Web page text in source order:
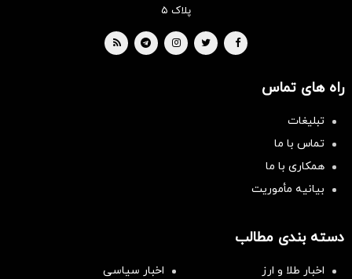
پلاک ۵
راه های تماس
تبلیغات
تماس با ما
همکاری با ما
بیانیه مأموریت
دسته بندی مطالب
اخبار طلا و ارز
اخبار سیاسی